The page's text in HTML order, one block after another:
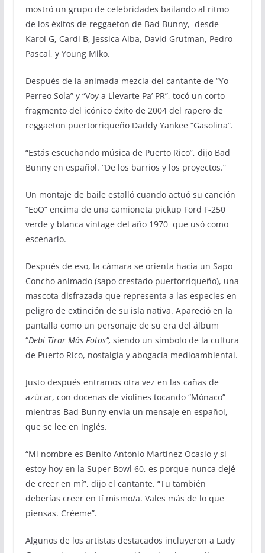
mostró un grupo de celebridades bailando al ritmo
de los éxitos de reggaeton de Bad Bunny, desde
Karol G, Cardi B, Jessica Alba, David Grutman, Pedro
Pascal, y Young Miko.
Después de la animada mezcla del cantante de “Yo
Perreo Sola” y “Voy a Llevarte Pa’ PR”, tocó un corto
fragmento del icónico éxito de 2004 del rapero de
reggaeton puertorriqueño Daddy Yankee “Gasolina”.
“Estás escuchando música de Puerto Rico”, dijo Bad
Bunny en español. “De los barrios y los proyectos.”
Un montaje de baile estalló cuando actuó su canción
“EoO” encima de una camioneta pickup Ford F-250
verde y blanca vintage del año 1970 que usó como
escenario.
Después de eso, la cámara se orienta hacia un Sapo
Concho animado (sapo crestado puertorriqueño), una
mascota disfrazada que representa a las especies en
peligro de extinción de su isla nativa. Apareció en la
pantalla como un personaje de su era del álbum
“Debí Tirar Más Fotos”, siendo un símbolo de la cultura
de Puerto Rico, nostalgia y abogacía medioambiental.
Justo después entramos otra vez en las cañas de
azúcar, con docenas de violines tocando “Mónaco”
mientras Bad Bunny envía un mensaje en español,
que se lee en inglés.
“Mi nombre es Benito Antonio Martínez Ocasio y si
estoy hoy en la Super Bowl 60, es porque nunca dejé
de creer en mí”, dijo el cantante. “Tu también
deberías creer en tí mismo/a. Vales más de lo que
piensas. Créeme”.
Algunos de los artistas destacados incluyeron a Lady